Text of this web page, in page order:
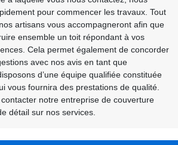
pour commencer les travaux. Tout
artisans vous accompagneront afin que
ensemble un toit répondant à vos
Cela permet également de concorder
avec nos avis en tant que
d’une équipe qualifiée constituée
vous fournira des prestations de qualité.
contacter notre entreprise de couverture
détail sur nos services.